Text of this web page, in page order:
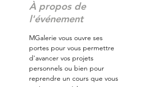
À propos de
l'événement
MGalerie vous ouvre ses
portes pour vous permettre
d'avancer vos projets
personnels ou bien pour
reprendre un cours que vous